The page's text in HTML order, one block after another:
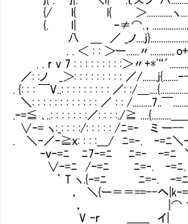
{/ l{ l{ ＞............ヽ
{. l| ｰ≠⌒.，..................__..........
八 ＿ ／ _ノ....j}........................
. . ＜ : : ＞ー......〃..........｡
. . r v 7 : : : : : : : : :＞〃
／: :ノ _＞: : : : : : : : : ／/.......j{.......ｰ-
. {: : : ￣V..: : : : : : : : : ／: :/＿
＼: : : : : : : : : : : : ／ : : /.........7..￣
.ｰ=≦ ､..: : : : : : :／: : : :./≧ ....{.........＿
∨ｰ= ヽ:_: : : :/: : : : : /ﾆ=‐Ⅵミ ー
. ＼ｰ／ｰ≧ｘ: : : :＿/ ﾆ=‐.Ⅵｰ=ﾆ
ｰｖｰ=ﾆ ﾆ7ｰ=ﾆ ﾆ=‐Ⅵｰ=ﾆ
∨ｰ=ﾆ /ｰ=ﾆ ﾆ=‐.Ⅷｰ=ﾆ.
｀ T ヽ.{ｰ=ﾆ ﾆ=‐.Ⅷｰ=ﾆ
， ＼{ー＝＝==--へ|kｰ=ﾆ
， |⌒ ﾏ⌒￣
V ｰｒ ＿＿ イ| ヽ